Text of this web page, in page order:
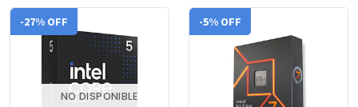
-27% OFF
NO DISPONIBLE
-5% OFF